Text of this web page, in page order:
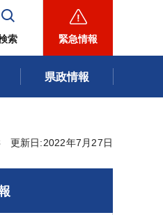
索 緊急情報
県政情報
更新日:2022年7月27日